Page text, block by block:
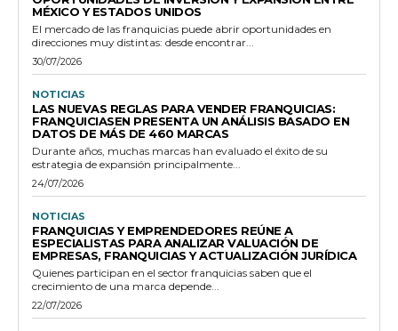
MÉXICO Y ESTADOS UNIDOS
El mercado de las franquicias puede abrir oportunidades en
direcciones muy distintas: desde encontrar...
30/07/2026
NOTICIAS
LAS NUEVAS REGLAS PARA VENDER FRANQUICIAS:
FRANQUICIASEN PRESENTA UN ANÁLISIS BASADO EN
DATOS DE MÁS DE 460 MARCAS
Durante años, muchas marcas han evaluado el éxito de su
estrategia de expansión principalmente...
24/07/2026
NOTICIAS
FRANQUICIAS Y EMPRENDEDORES REÚNE A
ESPECIALISTAS PARA ANALIZAR VALUACIÓN DE
EMPRESAS, FRANQUICIAS Y ACTUALIZACIÓN JURÍDICA
Quienes participan en el sector franquicias saben que el
crecimiento de una marca depende...
22/07/2026